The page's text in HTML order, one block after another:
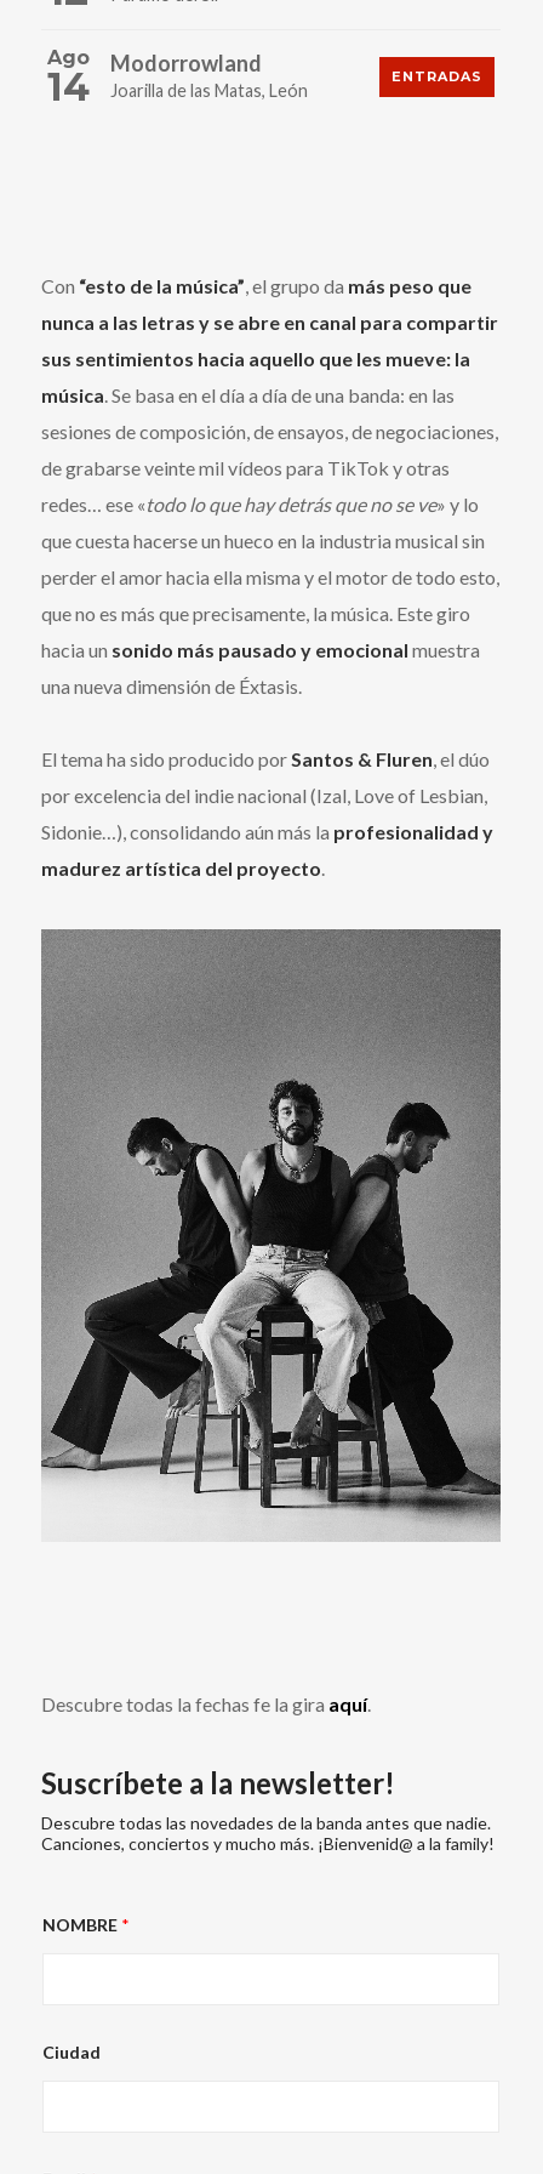
Ago
14 Modorrowland
Joarilla de las Matas, León
ENTRADAS
Con “esto de la música” , el grupo da más peso que
nunca a las letras y se abre en canal para compartir
sus sentimientos hacia aquello que les mueve: la
música . Se basa en el día a día de una banda: en las
sesiones de composición, de ensayos, de negociaciones,
de grabarse veinte mil vídeos para TikTok y otras
redes… ese «todo lo que hay detrás que no se ve» y lo
que cuesta hacerse un hueco en la industria musical sin
perder el amor hacia ella misma y el motor de todo esto,
que no es más que precisamente, la música. Este giro
hacia un sonido más pausado y emocionalmuestra
una nueva dimensión de Éxtasis.
El tema ha sido producido porSantos & Fluren, el dúo
por excelencia del indie nacional (Izal, Love of Lesbian,
Sidonie…), consolidando aún más la profesionalidad y
madurez artística del proyecto.
Descubre todas la fechas fe la gira aquí.
Suscríbete a la newsletter!
Descubre todas las novedades de la banda antes que nadie.
Canciones, conciertos y mucho más. ¡Bienvenid@ a la family!
O
i
NOMBRE *
Ciudad